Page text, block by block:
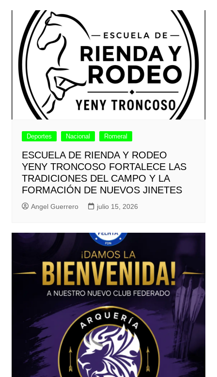
Deportes Nacional Romeral
ESCUELA DE RIENDA Y RODEO
YENY TRONCOSO FORTALECE LAS
TRADICIONES DEL CAMPO Y LA
FORMACIÓN DE NUEVOS JINETES
Angel Guerrero julio 15, 2026